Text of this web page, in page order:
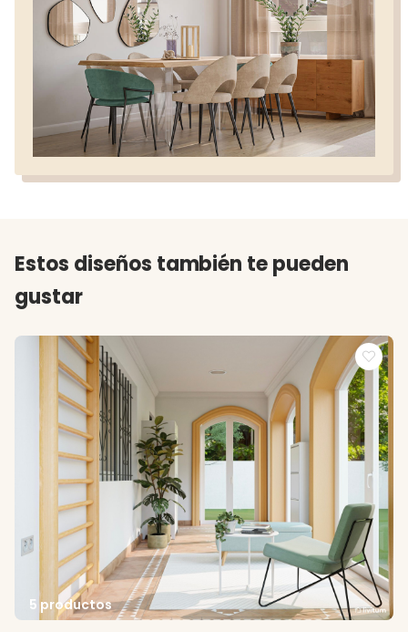
Estos diseños también te pueden
gustar
5 productos